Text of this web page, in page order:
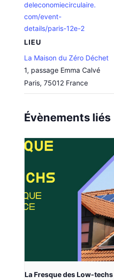
deleconomiecirculaire.
com/event-
details/paris-12e-2
LIEU
La Maison du Zéro Déchet
1, passage Emma Calvé
Paris, 75012 France
Évènements liés
La Fresque des Low-techs